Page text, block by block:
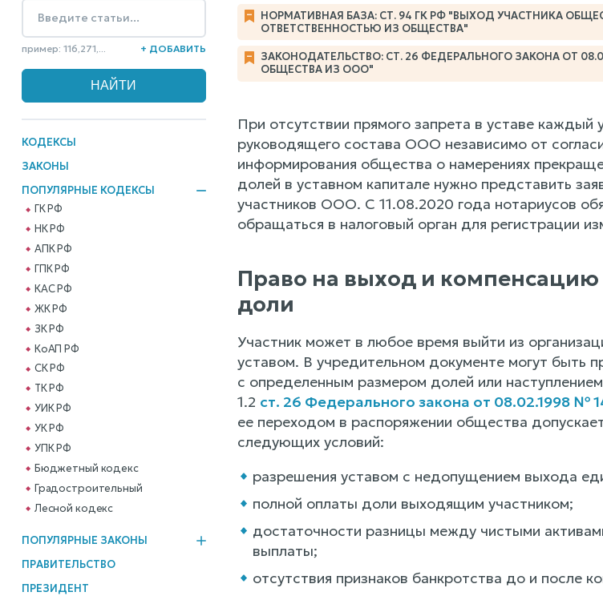
пример: 116,271,... + ДОБАВИТЬ
КОДЕКСЫ
ЗАКОНЫ
ПОПУЛЯРНЫЕ КОДЕКСЫ
ГК РФ
НК РФ
АПК РФ
ГПК РФ
КАС РФ
ЖК РФ
ЗК РФ
КоАП РФ
СК РФ
ТК РФ
УИК РФ
УК РФ
УПК РФ
Бюджетный кодекс
Градостроительный
Лесной кодекс
ПОПУЛЯРНЫЕ ЗАКОНЫ
ПРАВИТЕЛЬСТВО
ПРЕЗИДЕНТ
НОРМАТИВНАЯ БАЗА: СТ. 94 ГК РФ "ВЫХОД УЧАСТНИКА
ОТВЕТСТВЕННОСТЬЮ ИЗ ОБЩЕСТВА"
ЗАКОНОДАТЕЛЬСТВО: СТ. 26 ФЕДЕРАЛЬНОГО ЗАКОНА ОТ
ОБЩЕСТВА ИЗ ООО"
При отсутствии прямого запрета в уставе каждый
руководящего состава ООО независимо от
информирования общества о намерениях
долей в уставном капитале нужно представить
участников ООО. С 11.08.2020 года нотариусов
обращаться в налоговый орган для регистрации
Право на выход и
доли
Участник может в любое время выйти из
уставом. В учредительном документе могут быть
с определенным размером долей или
1.2 ст. 26 Федерального закона от 08.02.1998 №
ее переходом в распоряжении общества
следующих условий:
разрешения уставом с недопущением выхода
полной оплаты доли выходящим участником;
достаточности разницы между чистыми
выплаты;
отсутствия признаков банкротства до и после